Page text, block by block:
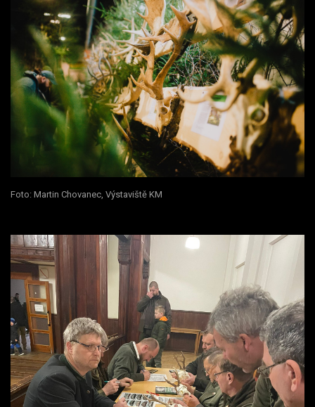
Foto: Martin Chovanec, Výstaviště KM